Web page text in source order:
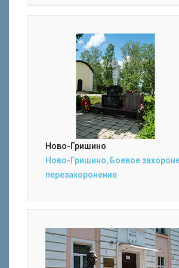
Ново-Гришино
Ново-Гришино, Боевое
перезахоронение